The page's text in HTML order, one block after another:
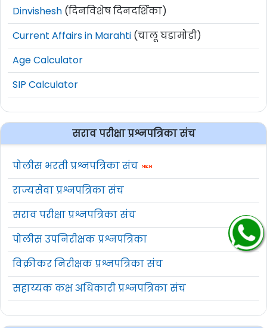
Dinvishesh (दिनविशेष दिनदर्शिका)
Current Affairs in Marahti (चालू घडामोडी)
Age Calculator
SIP Calculator
सराव परीक्षा प्रश्नपत्रिका संच
पोलीस भरती प्रश्नपत्रिका संच
राज्यसेवा प्रश्नपत्रिका संच
सराव परीक्षा प्रश्नपत्रिका संच
पोलीस उपनिरीक्षक प्रश्नपत्रिका
विक्रीकर निरीक्षक प्रश्नपत्रिका संच
सहाय्यक कक्ष अधिकारी प्रश्नपत्रिका संच